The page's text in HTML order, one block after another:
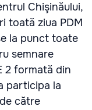
Chişinăului,
toată ziua PDM
la punct toate
semnare
2 formată din
participa la
către